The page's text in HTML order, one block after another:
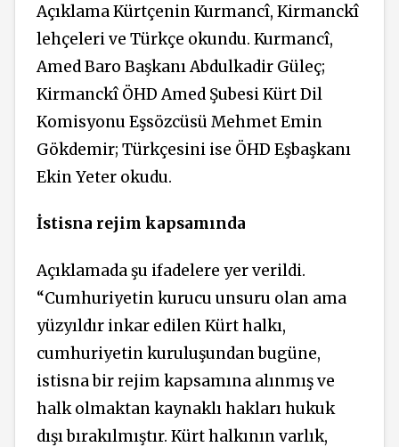
Açıklama Kürtçenin Kurmancî, Kirmanckî
lehçelerive Türkçe okundu. Kurmancî,
Amed Baro Başkanı Abdulkadir Güleç;
Kirmanckî ÖHD Amed Şubesi Kürt Dil
Komisyonu Eşsözcüsü Mehmet Emin
Gökdemir; Türkçesini ise ÖHD Eşbaşkanı
Ekin Yeter okudu.
İstisna rejim kapsamında
Açıklamada şu ifadelere yer verildi.
“Cumhuriyetin kurucu unsuru olan ama
yüzyıldır inkar edilen Kürt halkı,
cumhuriyetin kuruluşundan bugüne,
istisna bir rejim kapsamına alınmış ve
halk olmaktan kaynaklı hakları hukuk
dışı bırakılmıştır. Kürt halkının varlık,